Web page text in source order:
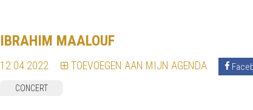
IBRAHIM MAALOUF
12.04.2022 TOEVOEGEN AAN MIJN AGENDA
CONCERT